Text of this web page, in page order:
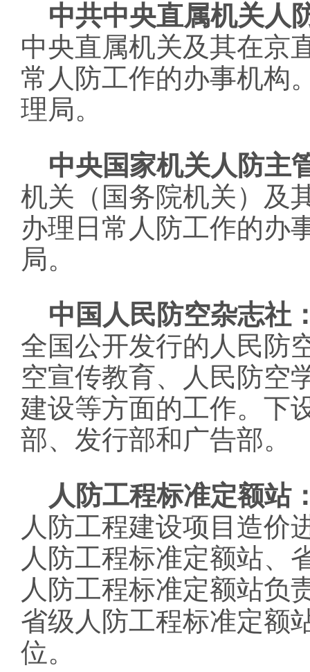
中共中央直属机关人
中央直属机关及其在京
常人防工作的办事机构
理局。
中央国家机关人防主
机关（国务院机关）及
办理日常人防工作的办
局。
中国人民防空杂志社
全国公开发行的人民防
空宣传教育、人民防空
建设等方面的工作。下
部、发行部和广告部。
人防工程标准定额站
人防工程建设项目造价
人防工程标准定额站、
人防工程标准定额站负
省级人防工程标准定额
位。